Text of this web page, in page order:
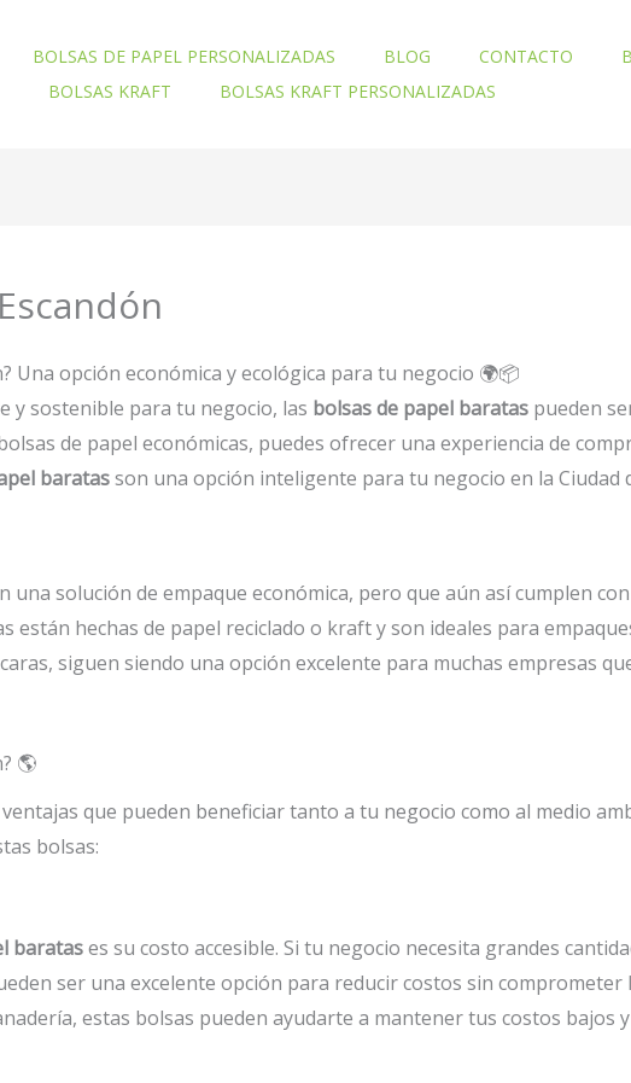
BOLSAS DE PAPEL PERSONALIZADAS BLOG CONTACTO
BOLSAS KRAFT BOLSAS KRAFT PERSONALIZADAS
Una opción económica y ecológica para tu negocio 🌍📦
y sostenible para tu negocio, las bolsas de papel baratas pueden
de papel económicas, puedes ofrecer una experiencia de
baratasson una opción inteligente para tu negocio en la Ciudad
una solución de empaque económica, pero que aún así cumplen
están hechas de papel reciclado o kraft y son ideales para
siguen siendo una opción excelente para muchas empresas
🌎
que pueden beneficiar tanto a tu negocio como al medio
bolsas:
baratases su costo accesible. Si tu negocio necesita grandes
ser una excelente opción para reducir costos sin comprometer
estas bolsas pueden ayudarte a mantener tus costos bajos